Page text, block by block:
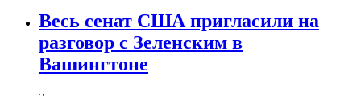
Весь сенат США пригласили на
разговор с Зеленским в
Вашингтоне